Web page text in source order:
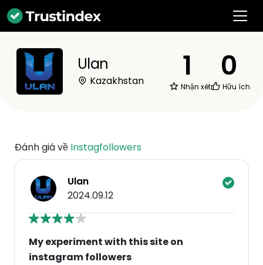
Ulan
Kazakhstan 1
Nhận xét
0
Hữu ích
Đánh giá về Instagfollowers
Ulan
2024.09.12
My experiment with this site on
instagram followers